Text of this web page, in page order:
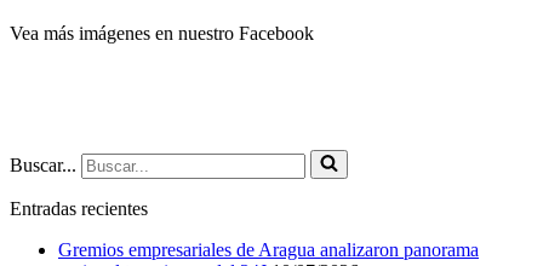
Vea más imágenes en nuestro Facebook
Buscar...
Entradas recientes
Gremios empresariales de Aragua analizaron panorama